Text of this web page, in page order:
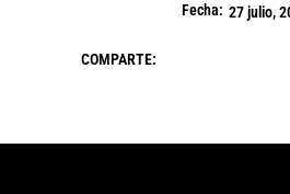
Fecha: 27 julio,
COMPARTE: